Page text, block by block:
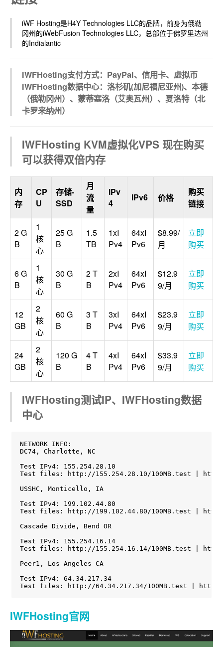
iWF Hosting是H4Y Technologies LLC的品牌，前身为俄勒
冈州的iWebFusion Technologies LLC，总部位于佛罗里达州
的Indialantic
IWFHosting支付方式：PayPal、信用卡、虚拟币
IWFHosting数据中心：洛杉矶(加尼福尼亚州)、本德
（俄勒冈州）、蒙蒂塞洛（艾奥瓦州）、夏洛特（北
卡罗来纳州）
IWFHosting KVM虚拟化VPS 现在购买
可以获得双倍内存
内
存
CP
U
存储-
SSD
月
流
量
IPv
4
IPv6 价格
购买
链接
2 G
B
1
核
心
25 G
B
1.5
TB
1xI
Pv4
64xI
Pv6
$8.99/
月
立即
购买
6 G
B
1
核
心
30 G
B
2 T
B
2xI
Pv4
64xI
Pv6
$12.9
9/月
立即
购买
12
GB
2
核
心
60 G
B
3 T
B
3xI
Pv4
64xI
Pv6
$23.9
9/月
立即
购买
24
GB
2
核
心
120 G
B
4 T
B
4xI
Pv4
64xI
Pv6
$33.9
9/月
立即
购买
IWFHosting测试IP、IWFHosting数据
中心
NETWORK INFO:
DC74, Charlotte, NC
Test IPv4: 155.254.28.10
Test files: http://155.254.28.10/100MB.test |
USSHC, Monticello, IA
Test IPv4: 199.102.44.80
Test files: http://199.102.44.80/100MB.test |
Cascade Divide, Bend OR
Test IPv4: 155.254.16.14
Test files: http://155.254.16.14/100MB.test |
Peer1, Los Angeles CA
Test IPv4: 64.34.217.34
Test files: http://64.34.217.34/100MB.test | http://
IWFHosting官网